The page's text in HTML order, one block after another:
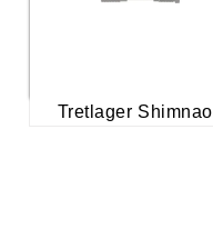
Tretlager Shimnao